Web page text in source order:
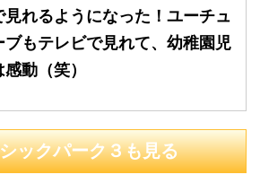
見れるようになった！ユーチュ
ブもテレビで見れて、幼稚園児
感動（笑）
ックパーク３も見る